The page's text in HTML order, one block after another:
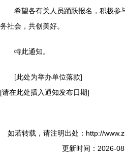
希望各有关人员踊跃报名，积极参
务社会，共创美好。
特此通知。
[此处为举办单位落款]
[请在此处插入通知发布日期]
如若转载，请注明出处：http://
更新时间：2026-